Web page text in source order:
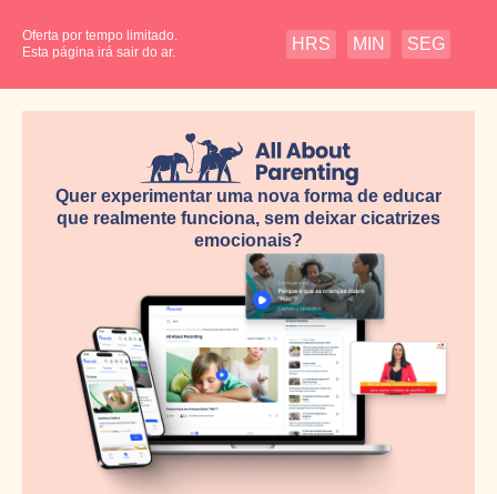
Oferta por tempo limitado.
Esta página irá sair do ar.
HRS MIN SEG
Quer experimentar uma nova forma de educar
que realmente funciona, sem deixar cicatrizes
emocionais?